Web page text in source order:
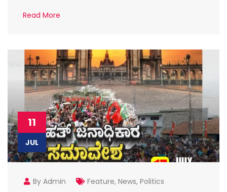
Read More
11
JUL
By Admin Feature, News, Politics